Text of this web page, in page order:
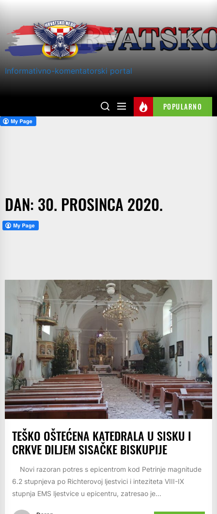
content
Informativno-komentatorski portal
POPULARNO
DAN: 30. PROSINCA 2020.
TEŠKO OŠTEĆENA KATEDRALA U SISKU I
CRKVE DILJEM SISAČKE BISKUPIJE
Novi razoran potres s epicentrom kod Petrinje magnitude
6.2 stupnjeva po Richterovoj ljestvici i inteziteta VIII-IX
stupnja EMS ljestvice u epicentru, zatresao je...